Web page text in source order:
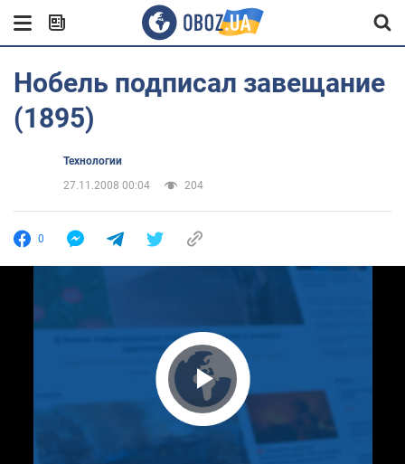
Нобель подписал завещание
(1895)
Технологии
27.11.2008 00:04
204
0
Play Video